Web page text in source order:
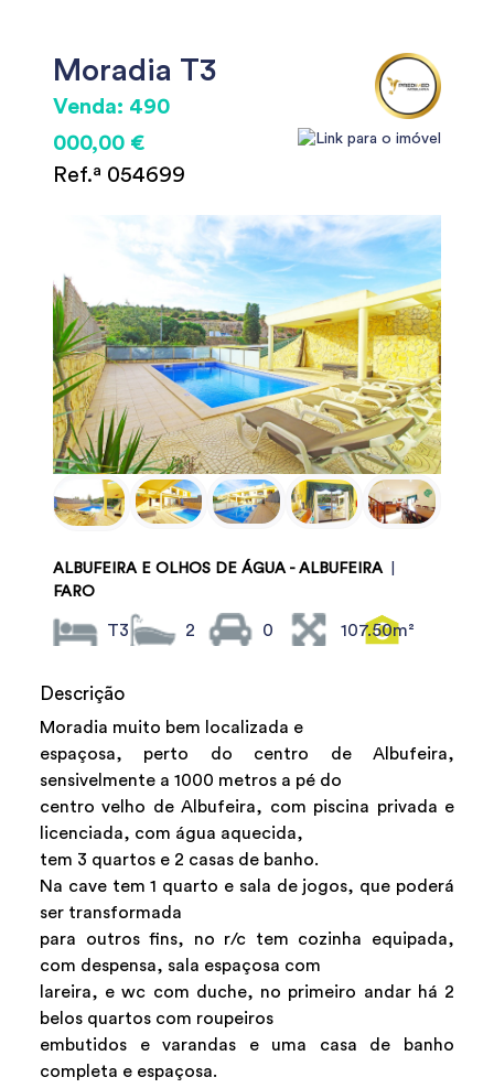
Moradia T3
Venda: 490
000,00 €
Ref.ª 054699
ALBUFEIRA E OLHOS DE ÁGUA - ALBUFEIRA
FARO
T3 2 0 107.50m²
Descrição
Moradia muito bem localizada e
espaçosa, perto do centro de Albufeira,
sensivelmente a 1000 metros a pé do
centro velho de Albufeira, com piscina privada e
licenciada, com água aquecida,
tem 3 quartos e 2 casas de banho.
Na cave tem 1 quarto e sala de jogos, que poderá
ser transformada
para outros fins, no r/c tem cozinha equipada,
com despensa, sala espaçosa com
lareira, e wc com duche, no primeiro andar há 2
belos quartos com roupeiros
embutidos e varandas e uma casa de banho
completa e espaçosa.